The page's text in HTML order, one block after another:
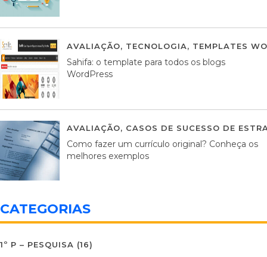
AVALIAÇÃO, TECNOLOGIA, TEMPLATES
Sahifa: o template para todos os blogs
WordPress
AVALIAÇÃO, CASOS DE SUCESSO DE
Como fazer um currículo original? Conheça os
melhores exemplos
CATEGORIAS
1º P – PESQUISA (16)